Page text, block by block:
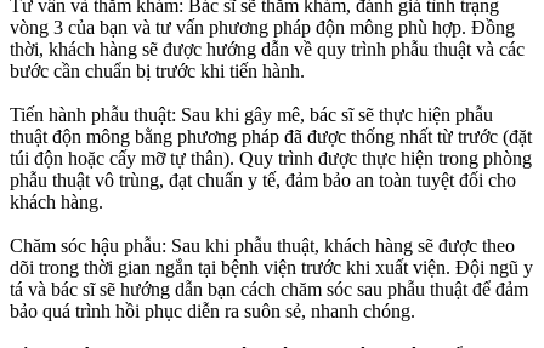
Tư vấn và thăm khám: Bác sĩ sẽ thăm khám, đánh giá tình trạng
vòng 3 của bạn và tư vấn phương pháp độn mông phù hợp. Đồng
thời, khách hàng sẽ được hướng dẫn về quy trình phẫu thuật và các
bước cần chuẩn bị trước khi tiến hành.
Tiến hành phẫu thuật: Sau khi gây mê, bác sĩ sẽ thực hiện phẫu
thuật độn mông bằng phương pháp đã được thống nhất từ trước (đặt
túi độn hoặc cấy mỡ tự thân). Quy trình được thực hiện trong phòng
phẫu thuật vô trùng, đạt chuẩn y tế, đảm bảo an toàn tuyệt đối cho
khách hàng.
Chăm sóc hậu phẫu: Sau khi phẫu thuật, khách hàng sẽ được theo
dõi trong thời gian ngắn tại bệnh viện trước khi xuất viện. Đội ngũ y
tá và bác sĩ sẽ hướng dẫn bạn cách chăm sóc sau phẫu thuật để đảm
bảo quá trình hồi phục diễn ra suôn sẻ, nhanh chóng.